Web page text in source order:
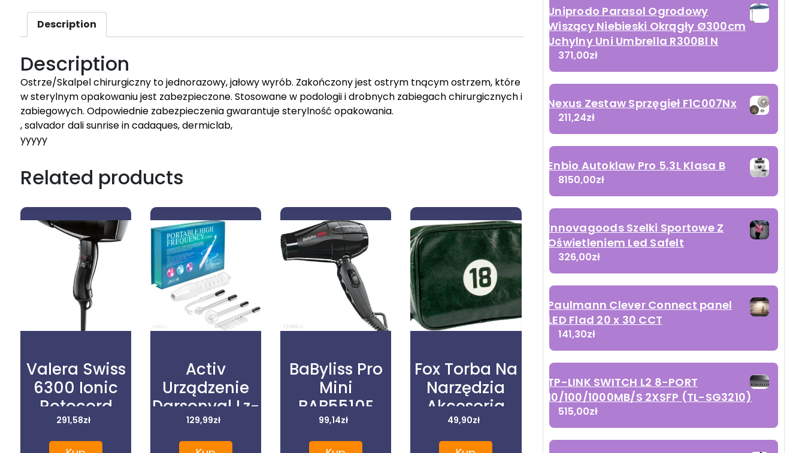
Description
Description
Ostrze/Skalpel chirurgiczny to jednorazowy, jałowy wyrób. Zakończony jest ostrym tnącym ostrzem, które
w sterylnym opakowaniu jest zabezpieczone. Stosowane w podologii i drobnych zabiegach chirurgicznych i
zabiegowych. Odpowiednie zabezpieczenia gwarantuje sterylność opakowania.
, salvador dali sunrise in cadaques, dermiclab,
yyyyy
Related products
Valera Swiss
6300 Ionic
Rotocord
Suszarka Z
Jonizacją
291,58zł
Activ
Urządzenie
Darsonval Lz-
006A 10W
129,99zł
BaByliss Pro
Mini
BAB5510E
99,14zł
Fox Torba Na
Narzędzia
Akcesoria
Fryzjerskie
Race
49,90zł
Uniprodo Parasol Ogrodowy
Wiszący Niebieski Okrągły Ø300cm
Uchylny Uni Umbrella R300Bl N
371,00zł
Nexus Zestaw Sprzęgieł F1C007Nx
211,24zł
Enbio Autoklaw Pro 5,3L Klasa B
8150,00zł
Innovagoods Szelki Sportowe Z
Oświetleniem Led Safelt
326,00zł
Paulmann Clever Connect panel
LED Flad 20 x 30 CCT
141,30zł
TP-LINK SWITCH L2 8-PORT
10/100/1000MB/S 2XSFP (TL-SG3210)
515,00zł